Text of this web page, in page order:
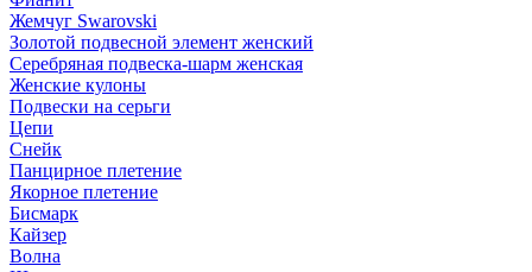
Жемчуг Swarovski
Золотой подвесной элемент женcкий
Серебряная подвеска-шарм женская
Женские кулоны
Подвески на серьги
Цепи
Снейк
Панцирное плетение
Якорное плетение
Бисмарк
Кайзер
Волна